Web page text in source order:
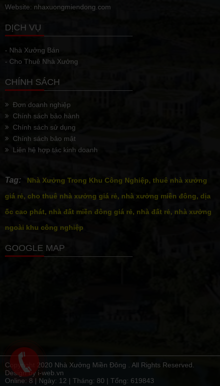
Website: nhaxuongmiendong.com
DỊCH VỤ
- Nhà Xưởng Bán
- Cho Thuê Nhà Xưởng
CHÍNH SÁCH
Đơn doanh nghiệp
Chính sách bảo hành
Chính sách sử dụng
Chính sách bảo mật
Liên hệ hợp tác kinh doanh
Tag:
Nhà Xưởng Trong Khu Công Nghiệp, thuê nhà xưởng
giá rẻ, cho thuê nhà xưởng giá rẻ, nhà xưởng miền đông, dịa
ốc cao phát, nhà đất miền đông giá rẻ, nhà đất rẻ, nhà xưởng
ngoài khu công nghiệp
GOOGLE MAP
Copyright 2020 Nhà Xưởng Miền Đông . All Rights Reserved.
Design by i-web.vn
Online: 8 | Ngày: 12 | Tháng: 80 | Tổng: 619843